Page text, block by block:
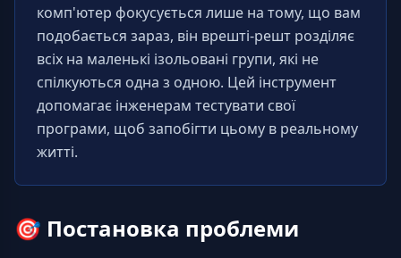
комп'ютер фокусується лише на тому, що вам
подобається зараз, він врешті-решт розділяє
всіх на маленькі ізольовані групи, які не
спілкуються одна з одною. Цей інструмент
допомагає інженерам тестувати свої
програми, щоб запобігти цьому в реальному
житті.
🎯 Постановка проблеми